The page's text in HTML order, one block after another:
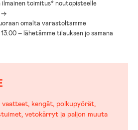
toimitus* noutopisteelle
>
omalta varastoltamme
– lähetämme tilauksen jo samana
kengät, polkupyörät,
vetokärryt ja paljon muuta